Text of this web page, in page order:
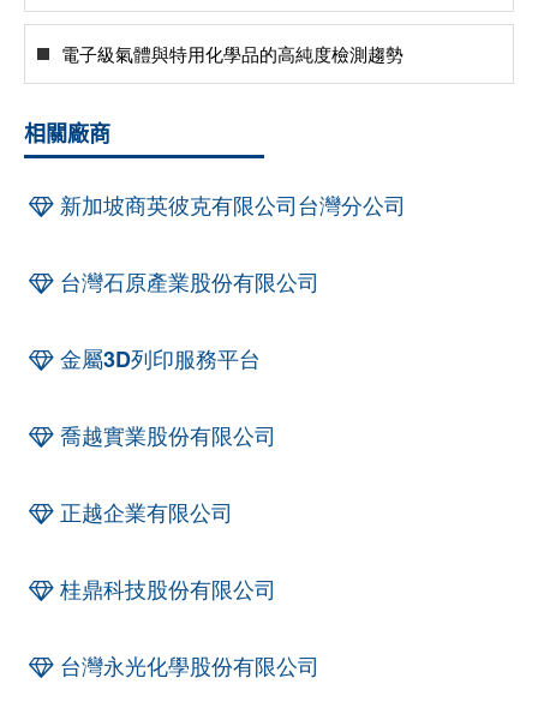
電子級氣體與特用化學品的高純度檢測趨勢
相關廠商
新加坡商英彼克有限公司台灣分公司
台灣石原產業股份有限公司
金屬3D列印服務平台
喬越實業股份有限公司
正越企業有限公司
桂鼎科技股份有限公司
台灣永光化學股份有限公司